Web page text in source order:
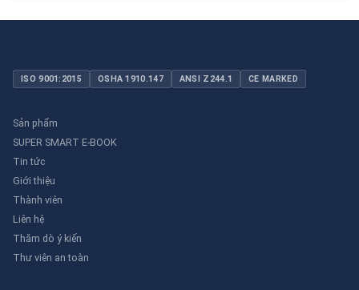
ISO 9001:2015 OSHA 1910.147 ANSI Z244.1 CE MARKED
Sản phẩm
SUPER SMART E-BOOK
Tin tức
Giới thiệu
Thành viên
Liên hệ
Thăm dò ý kiến
Thư viên an toàn